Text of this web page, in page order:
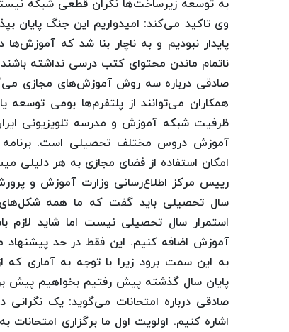
به توسعه زیرساخت‌ها نگران قطعی شبکه
وی تاکید می‌کند: امیدواریم این جنگ پایان
پایدار نبودیم و به ناچار بنا شد که
ناتمام ماندن محتوای کتب درسی نداشته
صادقی درباره سه روش آموزش‌های مجازی
همکاران می‌توانند از پلتفرم‌ها بومی
ظرفیت شبکه آموزش و مدرسه تلویزیونی
آموزش دروس مختلف تحصیلی است. برنامه
امکان استفاده از فضای مجازی به هر دلیلی
رییس مرکز اطلاع‌رسانی وزارت آموزش و
سال تحصیلی باید گفت که ما همه
استمرار سال تحصیلی نیست اما شاید
آموزش اضافه کنیم. این فقط در حد
به این سمت برود زیرا با توجه به آماری
پایان سال گذشته پیش رفتیم بخواهیم پیش
صادقی درباره امتحانات می‌گوید: یک
اشاره کنیم. اولویت اول ما برگزاری